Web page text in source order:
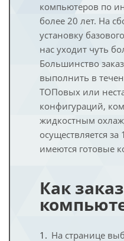
компьютеров по
более 20 лет. На
установку
нас уходит чуть
Большинство
выполнить в
ТОПовых или
конфигураций,
жидкостным
осуществляется
имеются готовые
Как
На странице